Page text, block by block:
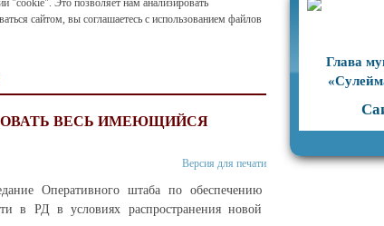
"cookie". Это позволяет нам анализировать
сайтом, вы соглашаетесь с использованием файлов
ВЕСЬ ИМЕЮЩИЙСЯ
Версия для печати
Оперативного штаба по обеспечению
в РД в условиях распространения новой
Глава